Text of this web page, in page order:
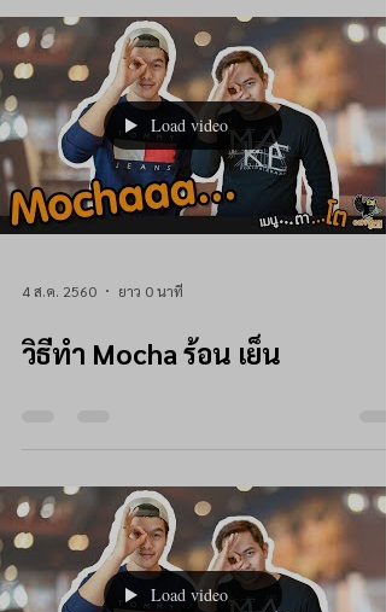
Load video
4 ส.ค. 2560 ยาว 0 นาที
วิธีทำ Mocha ร้อน เย็น
Load video